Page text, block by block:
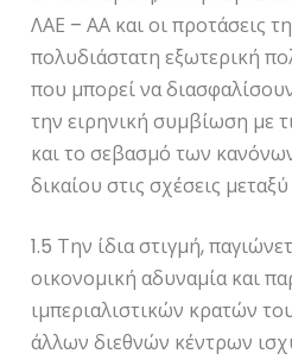
ΛΑΕ – ΑΑ και οι προτάσεις
πολυδιάστατη εξωτερική
που μπορεί να
την ειρηνική συμβίωση με
και το σεβασμό των
δικαίου στις σχέσεις
1.5 Την ίδια στιγμή,
οικονομική αδυναμία και
ιμπεριαλιστικών κρατών
άλλων διεθνών κέντρων